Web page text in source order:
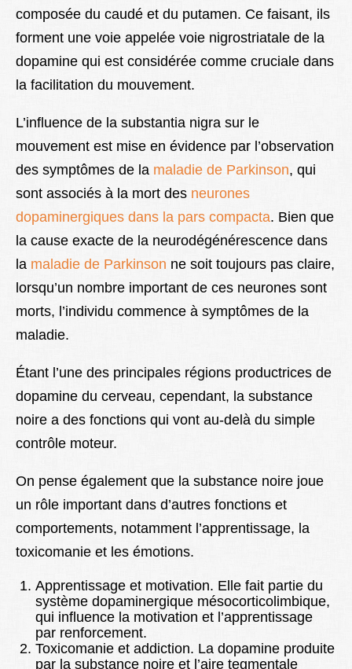
composée du caudé et du putamen. Ce faisant, ils
forment une voie appelée voie nigrostriatale de la
dopamine qui est considérée comme cruciale dans
la facilitation du mouvement.
L’influence de la substantia nigra sur le
mouvement est mise en évidence par l’observation
des symptômes de la maladie de Parkinson, qui
sont associés à la mort des neurones
dopaminergiques dans la pars compacta. Bien que
la cause exacte de la neurodégénérescence dans
la maladie de Parkinson ne soit toujours pas claire,
lorsqu’un nombre important de ces neurones sont
morts, l’individu commence à symptômes de la
maladie.
Étant l’une des principales régions productrices de
dopamine du cerveau, cependant, la substance
noire a des fonctions qui vont au-delà du simple
contrôle moteur.
On pense également que la substance noire joue
un rôle important dans d’autres fonctions et
comportements, notamment l’apprentissage, la
toxicomanie et les émotions.
Apprentissage et motivation. Elle fait partie du
système dopaminergique mésocorticolimbique,
qui influence la motivation et l’apprentissage
par renforcement.
Toxicomanie et addiction. La dopamine produite
par la substance noire et l’aire tegmentale